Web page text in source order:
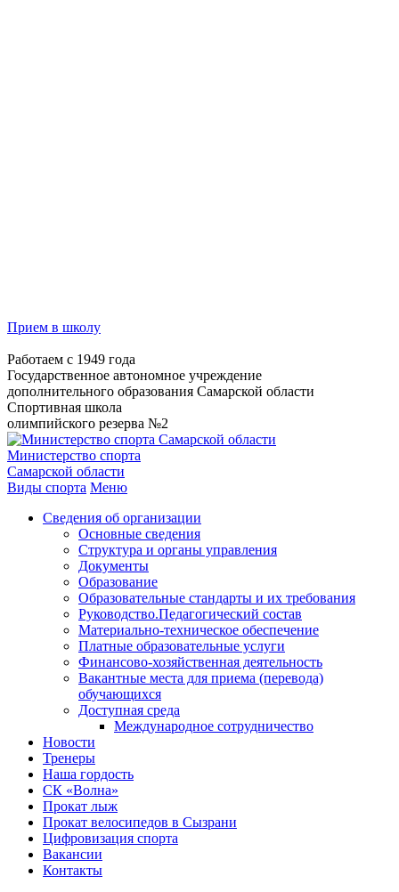
Прием в школу
Работаем с 1949 года
Государственное автономное учреждение
дополнительного образования Самарской области
Спортивная школа
олимпийского резерва №2
Министерство спорта
Самарской области
Виды спорта Меню
Сведения об организации
Основные сведения
Структура и органы управления
Документы
Образование
Образовательные стандарты и их требования
Руководство.Педагогический состав
Материально-техническое обеспечение
Платные образовательные услуги
Финансово-хозяйственная деятельность
Вакантные места для приема (перевода)
обучающихся
Доступная среда
Международное сотрудничество
Новости
Тренеры
Наша гордость
СК «Волна»
Прокат лыж
Прокат велосипедов в Сызрани
Цифровизация спорта
Вакансии
Контакты